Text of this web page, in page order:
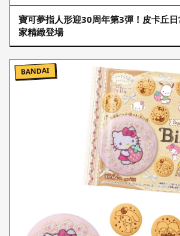
寶可夢指人形迎30周年第3彈！皮卡丘
家精緻登場
BANDAI